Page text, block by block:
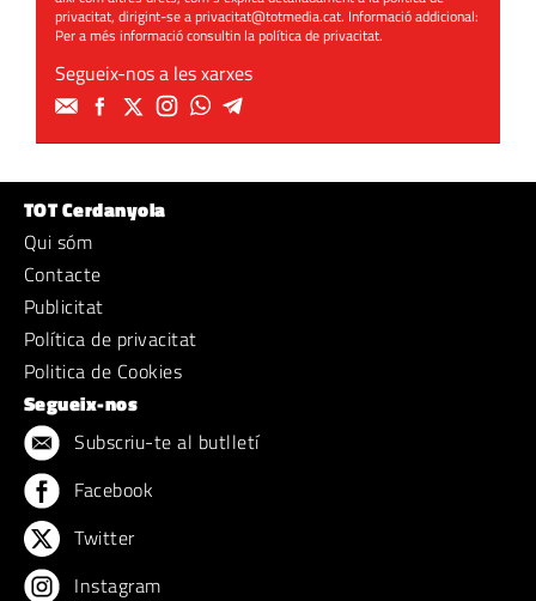
privacitat, dirigint-se aprivacitat@totmedia.cat. Informació addicional:
Per a més informació consultin lapolítica de privacitat.
Segueix-nos a les xarxes
TOT Cerdanyola
Qui sóm
Contacte
Publicitat
Política de privacitat
Politica de Cookies
Segueix-nos
Subscriu-te al butlletí
Facebook
Twitter
Instagram